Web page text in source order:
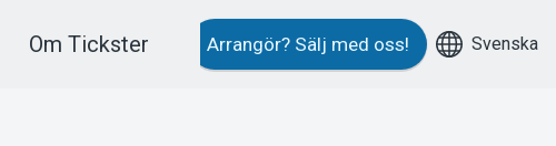
Om Tickster Arrangör? Sälj med oss! Svenska